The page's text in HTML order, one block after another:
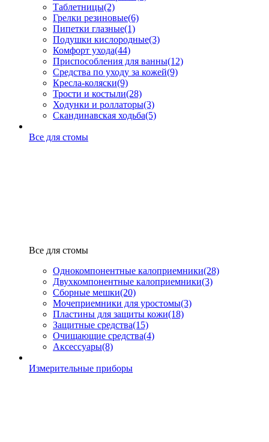
Таблетницы(2)
Грелки резиновые(6)
Пипетки глазные(1)
Подушки кислородные(3)
Комфорт ухода(44)
Приспособления для ванны(12)
Средства по уходу за кожей(9)
Кресла-коляски(9)
Трости и костыли(28)
Ходунки и роллаторы(3)
Скандинавская ходьба(5)
Все для стомы
Все для стомы
Однокомпонентные калоприемники(28)
Двухкомпонентные калоприемники(3)
Сборные мешки(20)
Мочеприемники для уростомы(3)
Пластины для защиты кожи(18)
Защитные средства(15)
Очищающие средства(4)
Аксессуары(8)
Измерительные приборы